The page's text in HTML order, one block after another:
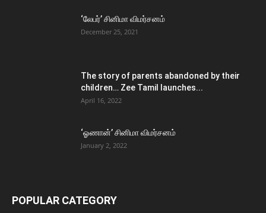
‘லேபர்’ சினிமா விமர்சனம்
December 25, 2021
The story of parents abandoned by their
children… Zee Tamil launches...
April 16, 2022
‘ஓணான்’ சினிமா விமர்சனம்
January 2, 2022
POPULAR CATEGORY